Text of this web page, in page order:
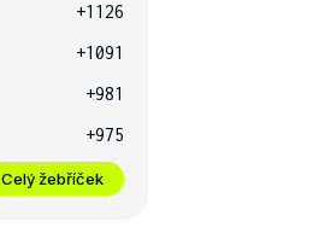
+1126
+1091
+981
+975
Celý žebříček